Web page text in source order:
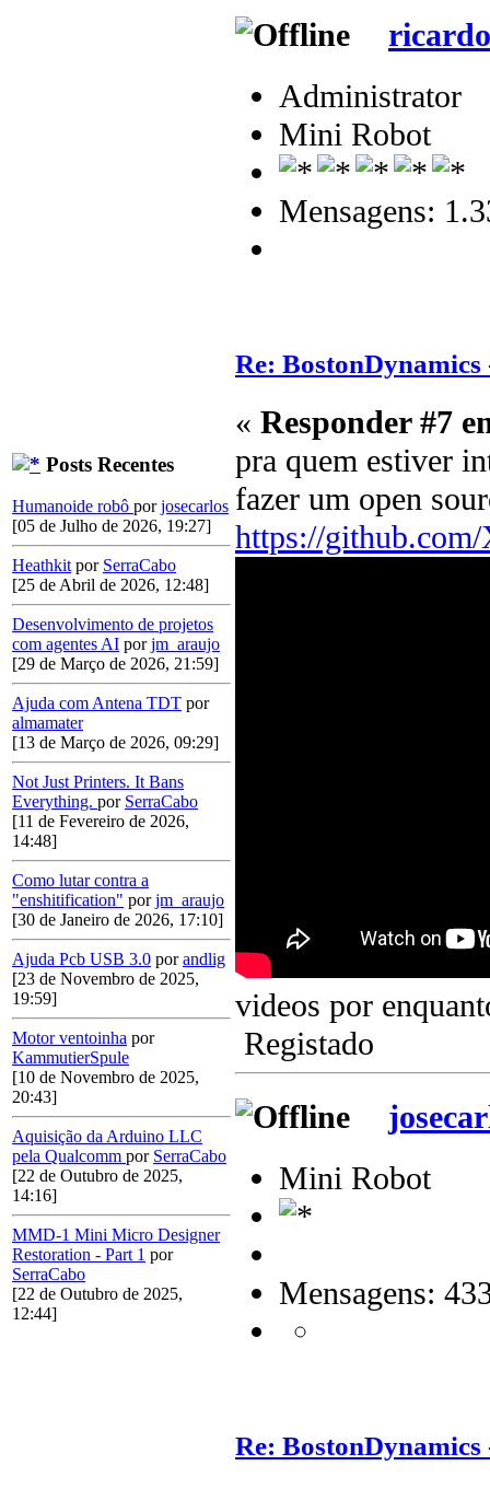
Posts Recentes
Humanoide robô porjosecarlos
[05 de Julho de 2026, 19:27]
Heathkit por SerraCabo
[25 de Abril de 2026, 12:48]
Desenvolvimento de projetos
com agentes AI porjm_araujo
[29 de Março de 2026, 21:59]
Ajuda com Antena TDT por
almamater
[13 de Março de 2026, 09:29]
Not Just Printers. It Bans
Everything. por SerraCabo
[11 de Fevereiro de 2026,
14:48]
Como lutar contra a
"enshitification" porjm_araujo
[30 de Janeiro de 2026, 17:10]
Ajuda Pcb USB 3.0 porandlig
[23 de Novembro de 2025,
19:59]
Motor ventoinha por
KammutierSpule
[10 de Novembro de 2025,
20:43]
Aquisição da Arduino LLC
pela Qualcomm por SerraCabo
[22 de Outubro de 2025,
14:16]
MMD-1 Mini Micro Designer
Restoration - Part 1 por
SerraCabo
[22 de Outubro de 2025,
12:44]
Administrator
Mini Robot
Mensagens:
Re:
« Responder #7
pra quem estiver
fazer um open
https://
videos por
Registado
Mini Robot
Mensagens:
Re: